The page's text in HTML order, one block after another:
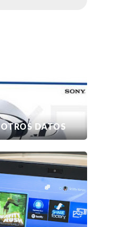
DATOS